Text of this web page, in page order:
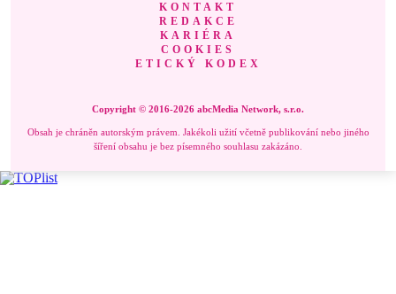
KONTAKT
REDAKCE
KARIÉRA
COOKIES
ETICKÝ KODEX
Copyright © 2016-2026 abcMedia Network, s.r.o.
Obsah je chráněn autorským právem. Jakékoli užití včetně publikování nebo jiného
šíření obsahu je bez písemného souhlasu zakázáno.